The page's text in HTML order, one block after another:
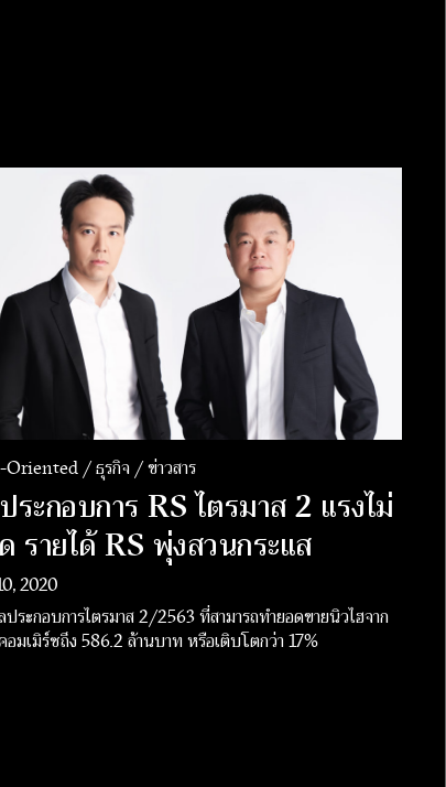
Oriented / ธุรกิจ / ข่าวสาร
ระกอบการ RS ไตรมาส 2 แรงไม่
รายได้ RS พุ่งสวนกระแส
2020
ประกอบการไตรมาส 2/2563 ที่สามารถทำยอดขายนิวไฮจาก
อมเมิร์ซถึง 586.2 ล้านบาท หรือเติบโตกว่า 17%